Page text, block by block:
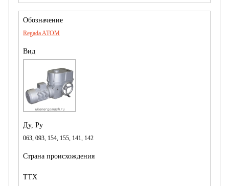
Regada ATOM
063, 093, 154, 155, 141, 142